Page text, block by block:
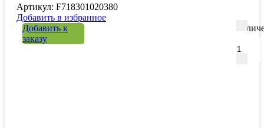
Артикул: F718301020380
Добавить в избранное
Добавить к
заказу